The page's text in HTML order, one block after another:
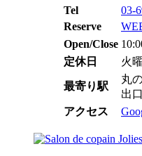
Tel
03-
Reserve
Open/Close
定休日
火
最寄り駅
丸
出
アクセス